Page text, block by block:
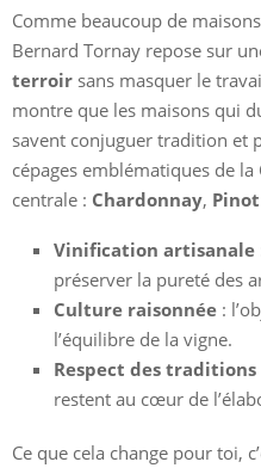
Comme beaucoup de
Bernard Tornay repose sur
terroir sans masquer le
montre que les maisons qui
savent conjuguer tradition et
cépages emblématiques de
centrale : Chardonnay,
Vinification artisanale
préserver la pureté des
Culture raisonnée :
l’équilibre de la vigne.
Respect des traditions
restent au cœur de
Ce que cela change pour toi,